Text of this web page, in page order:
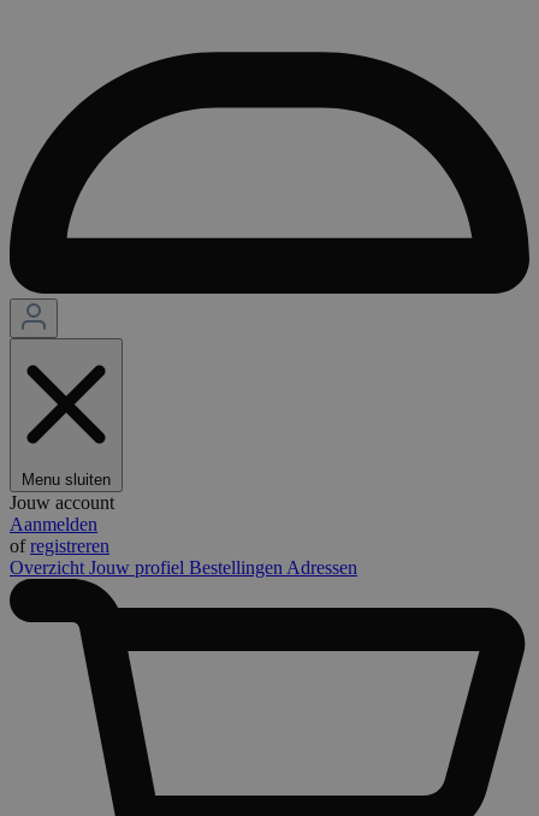
Menu sluiten
Jouw account
Aanmelden
ofregistreren
Overzicht Jouw profiel Bestellingen Adressen